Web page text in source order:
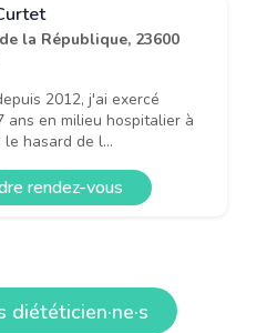
la République, 23600
2012, j'ai exercé
ans en milieu hospitalier à
le hasard de l...
rendez-vous
diététicien·ne·s